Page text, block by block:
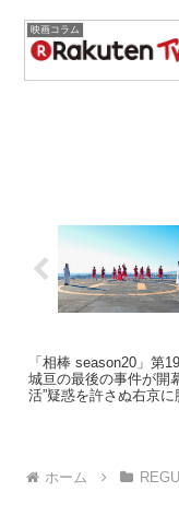
映画コラム
「相棒 season20」第
城亘の最後の事件が開
活”疑惑を許さぬ右京
ホーム